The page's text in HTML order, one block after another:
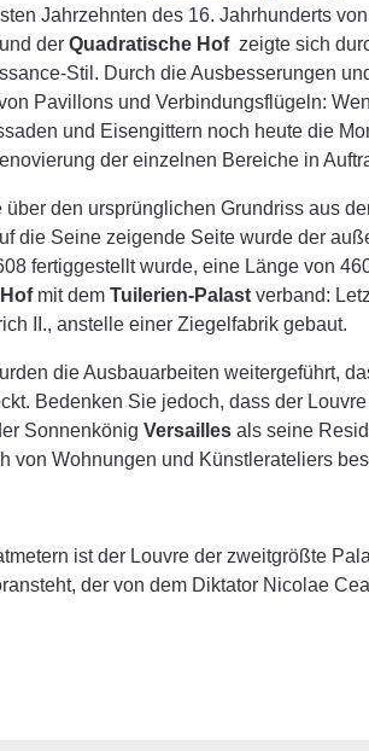
Jahrzehnten des 16. Jahrhunderts
derQuadratische Hofzeigte sich
Stil. Durch die Ausbesserungen
Pavillons und Verbindungsflügeln:
und Eisengittern noch heute die
der einzelnen Bereiche in
den ursprünglichen Grundriss aus
die Seine zeigende Seite wurde der
fertiggestellt wurde, eine Länge von
mit demTuilerien-Palast verband:
II., anstelle einer Ziegelfabrik gebaut.
die Ausbauarbeiten weitergeführt,
Bedenken Sie jedoch, dass der
SonnenkönigVersailles als seine
von Wohnungen und Künstlerateliers
ist der Louvre der zweitgrößte
der von dem Diktator Nicolae